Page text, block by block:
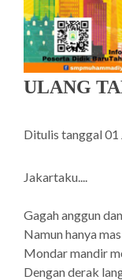
ULANG
Ditulis tanggal
Jakartaku....
Gagah anggun
Namun hanya
Mondar mandir
Dengan derak